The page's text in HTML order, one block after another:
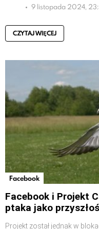
9 listopada 2024,
CZYTAJ WIĘCEJ
Facebook
Facebook i Projekt
ptaka jako
Projekt został jednak w